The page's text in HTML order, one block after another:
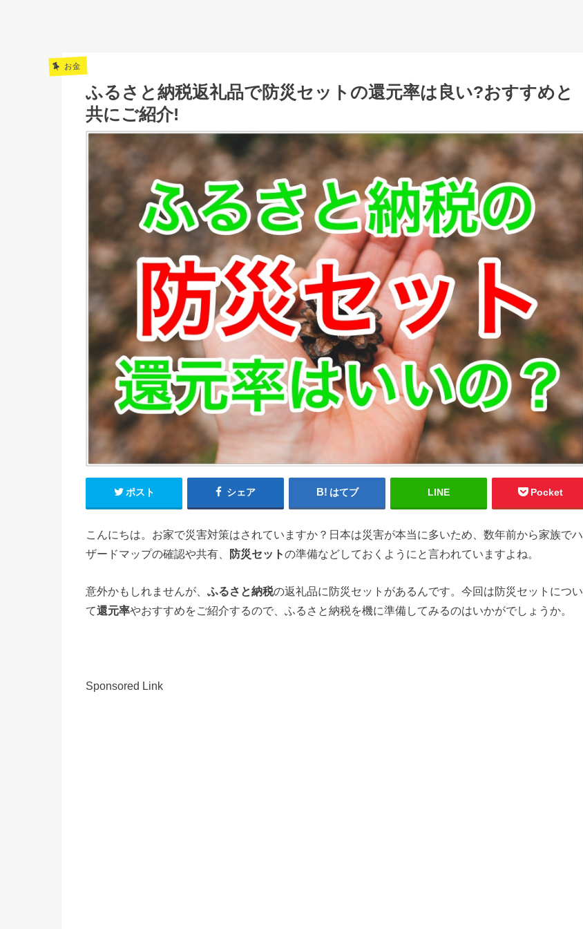
お金
ふるさと納税返礼品で防災セットの還元率は良い?おすすめと
共にご紹介!
ポスト シェア はてブ LINE Pocket
こんにちは。お家で災害対策はされていますか？日本は災害が本当に多いため、数年前から家族でハ
ザードマップの確認や共有、
防災セットの準備などしておくようにと言われていますよね。
意外かもしれませんが、 ふるさと納税の返礼品に防災セットがあるんです。今回は防災セットについ
て還元率やおすすめをご紹介するので、ふるさと納税を機に準備してみるのはいかがでしょうか。
Sponsored Link